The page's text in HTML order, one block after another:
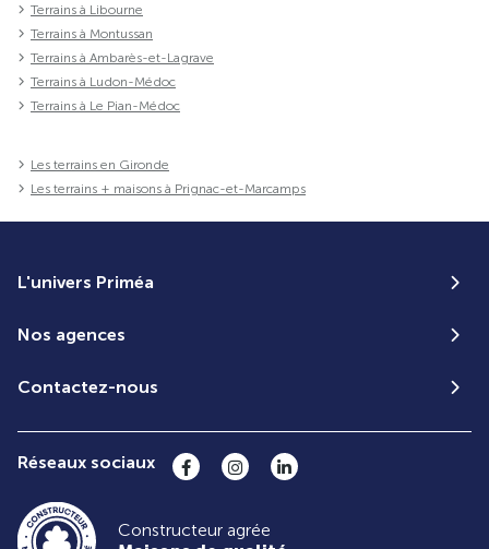
Terrains à Libourne
Terrains à Montussan
Terrains à Ambarès-et-Lagrave
Terrains à Ludon-Médoc
Terrains à Le Pian-Médoc
Les terrains en Gironde
Les terrains + maisons à Prignac-et-Marcamps
L'univers Priméa
Nos agences
Contactez-nous
Réseaux sociaux
Constructeur agrée